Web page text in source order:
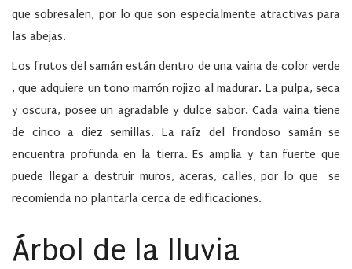
que sobresalen, por lo que son especialmente atractivas para
las abejas.
Los frutos del samán están dentro de una vaina de color verde
, que adquiere un tono marrón rojizo al madurar. La pulpa, seca
y oscura, posee un agradable y dulce sabor. Cada vaina tiene
de cinco a diez semillas. La raíz del frondoso samán se
encuentra profunda en la tierra. Es amplia y tan fuerte que
puede llegar a destruir muros, aceras, calles, por lo que se
recomienda no plantarla cerca de edificaciones.
Árbol de la lluvia